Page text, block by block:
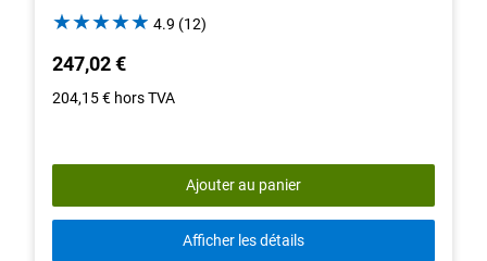
4.9 (12)
247,02 €
204,15 € hors TVA
Ajouter au panier
Afficher les détails